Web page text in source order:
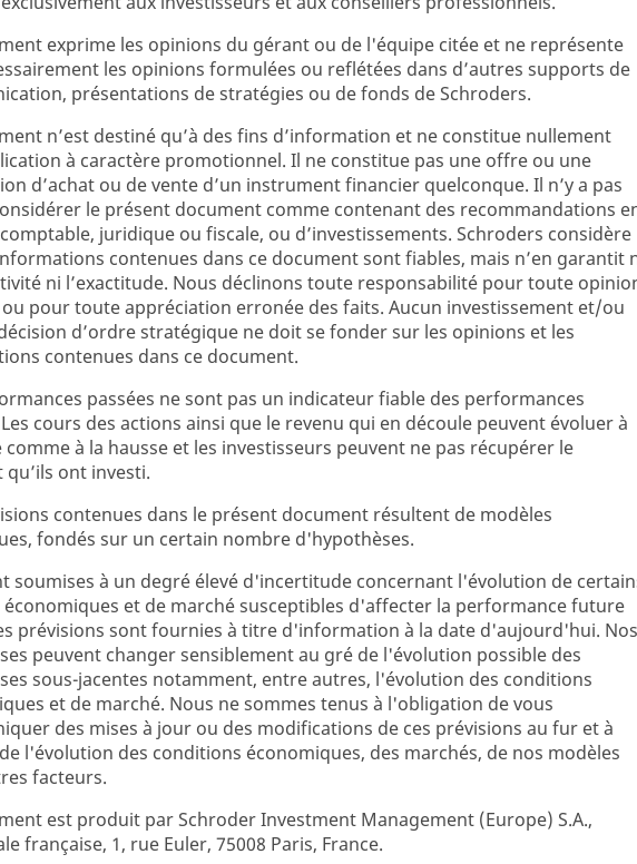
exprime les opinions du gérant ou de l'équipe citée et ne représente
les opinions formulées ou reflétées dans d’autres supports de
présentations de stratégies ou de fonds de Schroders.
n’est destiné qu’à des fins d’information et ne constitue nullement
à caractère promotionnel. Il ne constitue pas une offre ou une
d’achat ou de vente d’un instrument financier quelconque. Il n’y a pas
le présent document comme contenant des recommandations
juridique ou fiscale, ou d’investissements. Schroders considère
contenues dans ce document sont fiables, mais n’en garantit
ni l’exactitude. Nous déclinons toute responsabilité pour toute
pour toute appréciation erronée des faits. Aucun investissement et/ou
d’ordre stratégique ne doit se fonder sur les opinions et les
contenues dans ce document.
passées ne sont pas un indicateur fiable des performances
cours des actions ainsi que le revenu qui en découle peuvent évoluer à
comme à la hausse et les investisseurs peuvent ne pas récupérer le
ont investi.
contenues dans le présent document résultent de modèles
fondés sur un certain nombre d'hypothèses.
soumises à un degré élevé d'incertitude concernant l'évolution de
et de marché susceptibles d'affecter la performance future
prévisions sont fournies à titre d'information à la date d'aujourd'hui. Nos
peuvent changer sensiblement au gré de l'évolution possible des
sous-jacentes notamment, entre autres, l'évolution des conditions
et de marché. Nous ne sommes tenus à l'obligation de vous
des mises à jour ou des modifications de ces prévisions au fur et à
l'évolution des conditions économiques, des marchés, de nos modèles
facteurs.
est produit par Schroder Investment Management (Europe) S.A.,
française, 1, rue Euler, 75008 Paris, France.